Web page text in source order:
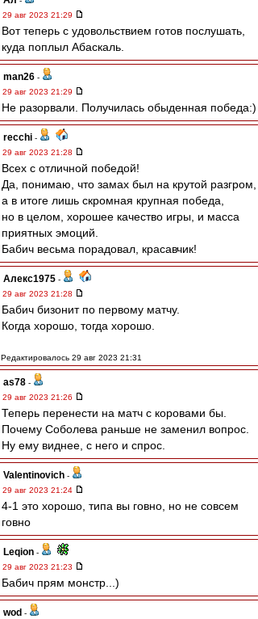
29 авг 2023 21:29
Вот теперь с удовольствием готов послушать,
куда поплыл Абаскаль.
man26 -
29 авг 2023 21:29
Не разорвали. Получилась обыденная победа:)
recchi -
29 авг 2023 21:28
Всех с отличной победой!
Да, понимаю, что замах был на крутой разгром,
а в итоге лишь скромная крупная победа,
но в целом, хорошее качество игры, и масса
приятных эмоций.
Бабич весьма порадовал, красавчик!
Алекс1975 -
29 авг 2023 21:28
Бабич бизонит по первому матчу.
Когда хорошо, тогда хорошо.
Редактировалось 29 авг 2023 21:31
as78 -
29 авг 2023 21:26
Теперь перенести на матч с коровами бы.
Почему Соболева раньше не заменил вопрос.
Ну ему виднее, с него и спрос.
Valentinovich -
29 авг 2023 21:24
4-1 это хорошо, типа вы говно, но не совсем
говно
Leqion -
29 авг 2023 21:23
Бабич прям монстр...)
wod -